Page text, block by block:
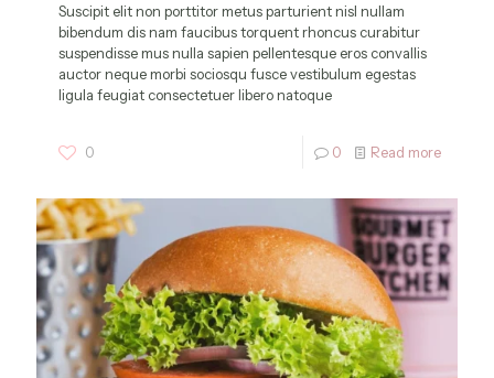
Suscipit elit non porttitor metus parturient nisl nullam
bibendum dis nam faucibus torquent rhoncus curabitur
suspendisse mus nulla sapien pellentesque eros convallis
auctor neque morbi sociosqu fusce vestibulum egestas
ligula feugiat consectetuer libero natoque
0 0 Read more